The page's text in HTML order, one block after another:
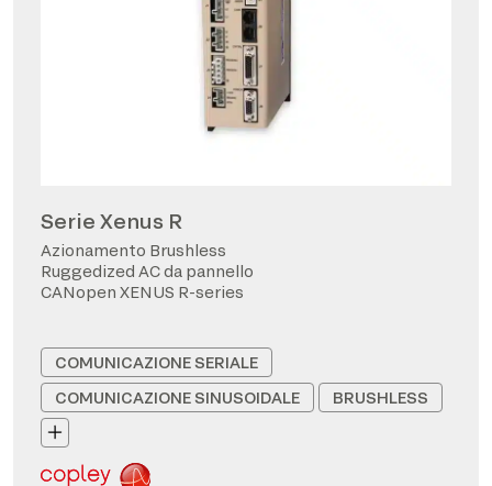
Serie Xenus R
Azionamento Brushless
Ruggedized AC da pannello
CANopen XENUS R-series
COMUNICAZIONE SERIALE
COMUNICAZIONE SINUSOIDALE
BRUSHLESS